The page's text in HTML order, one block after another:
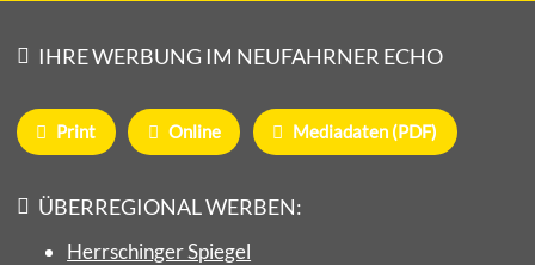
IHRE WERBUNG IM NEUFAHRNER ECHO
Print Online Mediadaten (PDF)
ÜBERREGIONAL WERBEN:
Herrschinger Spiegel